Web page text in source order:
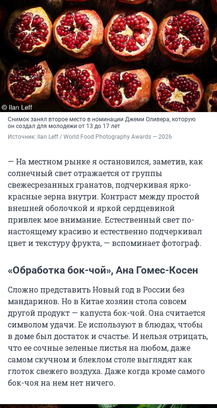
Снимок занял второе место в номинации Джеми Оливера, которую
он создал для молодежи от 13 до 17 лет
Источник: IIan Leff / World Food Photography Awards — 2026
— На местном рынке я остановился, заметив, как
солнечный свет отражается от группы
свежесрезанных гранатов, подчеркивая ярко-
красные зерна внутри. Контраст между простой
внешней оболочкой и яркой сердцевиной
привлек мое внимание. Естественный свет по-
настоящему красиво и естественно подчеркивал
цвет и текстуру фрукта, — вспоминает фотограф.
«Обработка бок-чой», Ана Гомес-Косен
Сложно представить Новый год в России без
мандаринов. Но в Китае хозяин стола совсем
другой продукт — капуста бок-чой. Она считается
символом удачи. Ее используют в блюдах, чтобы
в доме был достаток и счастье. И нельзя отрицать,
что ее сочные зеленые листья на любом, даже
самом скучном и блеклом столе выглядят как
глоток свежего воздуха. Даже когда кроме самого
бок-чоя на нем нет ничего.